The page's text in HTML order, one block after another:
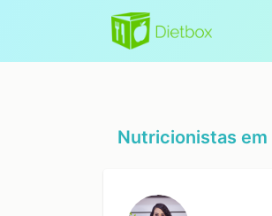
Nutricionistas em